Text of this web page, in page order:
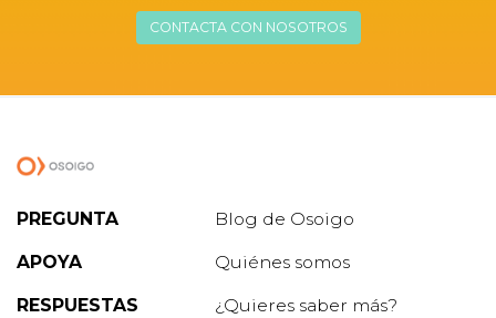
CONTACTA CON NOSOTROS
PREGUNTA
APOYA
RESPUESTAS
Blog de Osoigo
Quiénes somos
¿Quieres saber más?